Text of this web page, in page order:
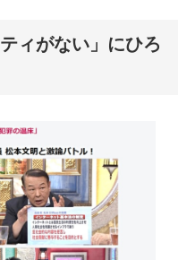
ィがない」にひろ